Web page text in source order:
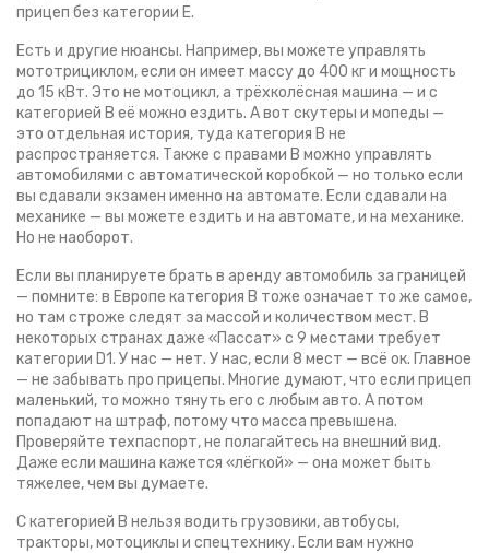
прицеп без категории Е.
Есть и другие нюансы. Например, вы можете управлять
мототрициклом,если он имеет массу до 400 кг и мощность
до 15 кВт. Это не мотоцикл, а трёхколёсная машина — и с
категорией В её можно ездить. А вот скутеры и мопеды —
это отдельная история, туда категория В не
распространяется. Также с правами В можно управлять
автомобилями с автоматической коробкой — но только если
вы сдавали экзамен именно на автомате. Если сдавали на
механике — вы можете ездить и на автомате, и на механике.
Но не наоборот.
Если вы планируете брать в аренду автомобиль за границей
— помните: в Европе категория В тоже означает то же самое,
но там строже следят за массой и количеством мест. В
некоторых странах даже «Пассат» с 9 местами требует
категории D1. У нас — нет. У нас, если 8 мест — всё ок. Главное
— не забывать про прицепы. Многие думают, что если прицеп
маленький, то можно тянуть его с любым авто. А потом
попадают на штраф, потому что масса превышена.
Проверяйте техпаспорт, не полагайтесь на внешний вид.
Даже если машина кажется «лёгкой» — она может быть
тяжелее, чем вы думаете.
С категорией В нельзя водить грузовики, автобусы,
тракторы, мотоциклы и спецтехнику. Если вам нужно